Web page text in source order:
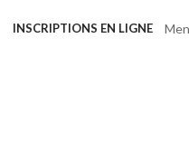
INSCRIPTIONS EN LIGNE